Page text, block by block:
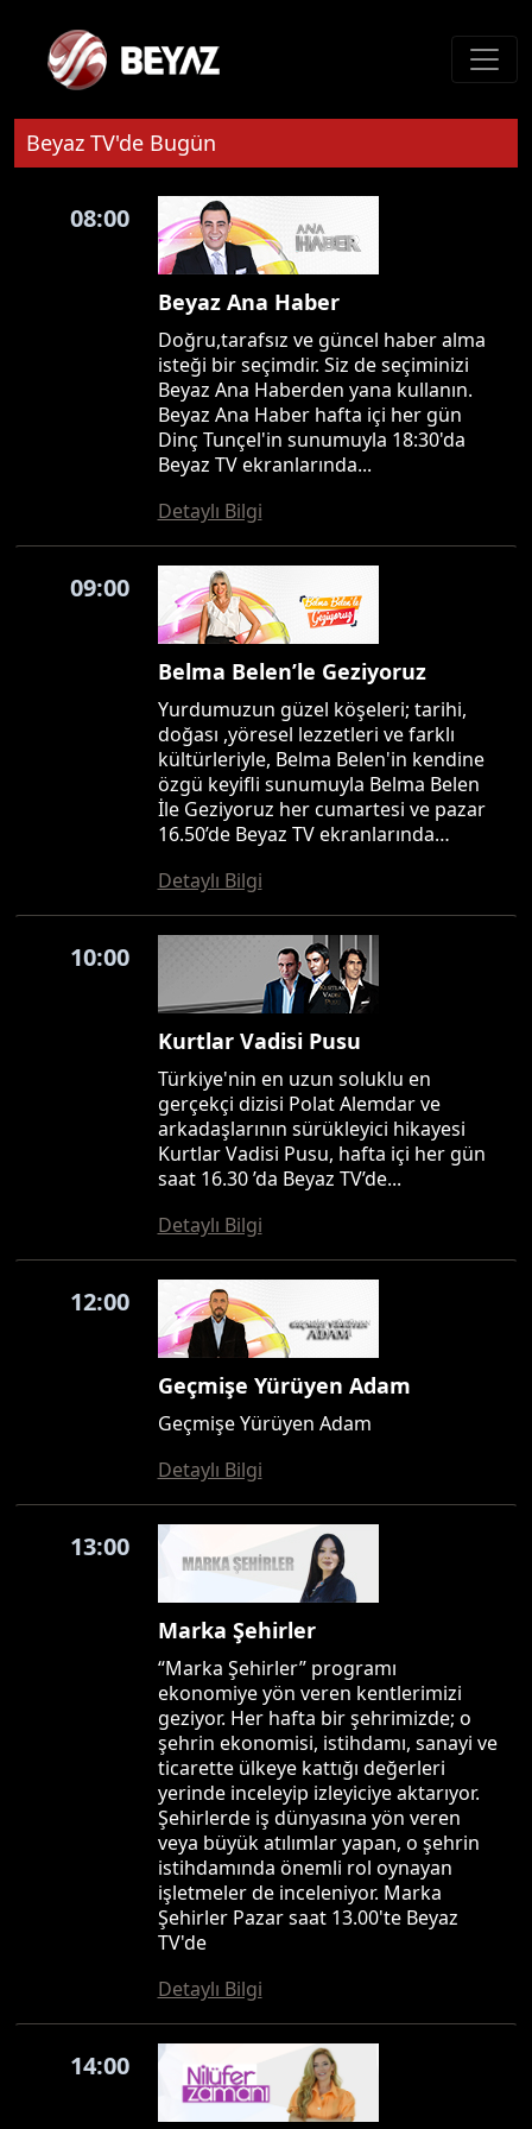
Beyaz TV'de Bugün
08:00
Beyaz Ana Haber
Doğru,tarafsız ve güncel haber alma
isteği bir seçimdir. Siz de seçiminizi
Beyaz Ana Haberden yana kullanın.
Beyaz Ana Haber hafta içi her gün
Dinç Tunçel'in sunumuyla 18:30'da
Beyaz TV ekranlarında...
Detaylı Bilgi
09:00
Belma Belen’le Geziyoruz
Yurdumuzun güzel köşeleri; tarihi,
doğası ,yöresel lezzetleri ve farklı
kültürleriyle, Belma Belen'in kendine
özgü keyifli sunumuyla Belma Belen
İle Geziyoruz her cumartesi ve pazar
16.50’de Beyaz TV ekranlarında…
Detaylı Bilgi
10:00
Kurtlar Vadisi Pusu
Türkiye'nin en uzun soluklu en
gerçekçi dizisi Polat Alemdar ve
arkadaşlarının sürükleyici hikayesi
Kurtlar Vadisi Pusu, hafta içi her gün
saat 16.30 ’da Beyaz TV’de...
Detaylı Bilgi
12:00
Geçmişe Yürüyen Adam
Geçmişe Yürüyen Adam
Detaylı Bilgi
13:00
Marka Şehirler
“Marka Şehirler” programı
ekonomiye yön veren kentlerimizi
geziyor. Her hafta bir şehrimizde; o
şehrin ekonomisi, istihdamı, sanayi ve
ticarette ülkeye kattığı değerleri
yerinde inceleyip izleyiciye aktarıyor.
Şehirlerde iş dünyasına yön veren
veya büyük atılımlar yapan, o şehrin
istihdamında önemli rol oynayan
işletmeler de inceleniyor. Marka
Şehirler Pazar saat 13.00'te Beyaz
TV'de
Detaylı Bilgi
14:00